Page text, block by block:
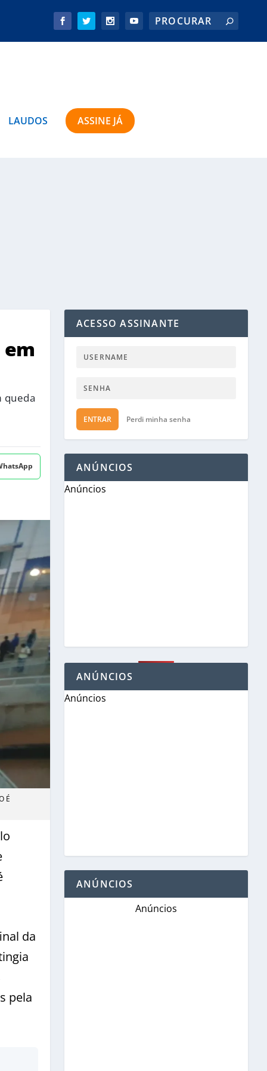
LAUDOS ASSINE JÁ
queda
É
da
pela
ACESSO ASSINANTE
ENTRAR Perdi minha senha
ANÚNCIOS
Anúncios
ANÚNCIOS
Anúncios
ANÚNCIOS
Anúncios